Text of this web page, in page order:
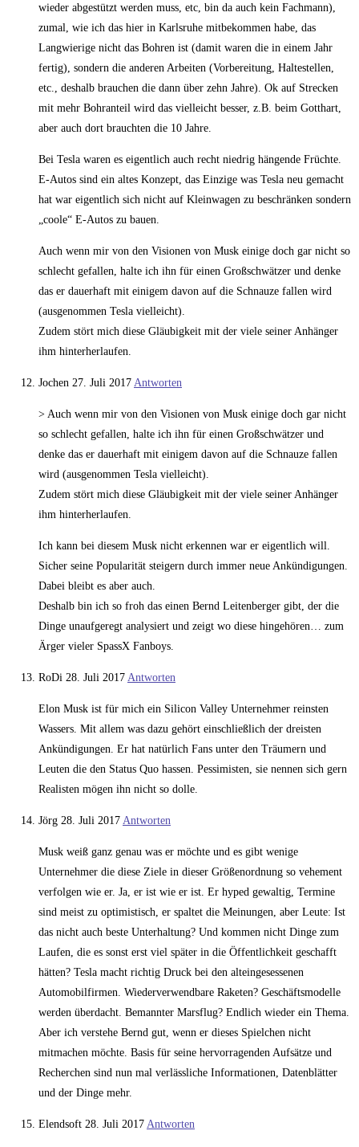
wieder abgestützt werden muss, etc, bin da auch kein Fachmann),
zumal, wie ich das hier in Karlsruhe mitbekommen habe, das
Langwierige nicht das Bohren ist (damit waren die in einem Jahr
fertig), sondern die anderen Arbeiten (Vorbereitung, Haltestellen,
etc., deshalb brauchen die dann über zehn Jahre). Ok auf Strecken
mit mehr Bohranteil wird das vielleicht besser, z.B. beim Gotthart,
aber auch dort brauchten die 10 Jahre.
Bei Tesla waren es eigentlich auch recht niedrig hängende Früchte.
E-Autos sind ein altes Konzept, das Einzige was Tesla neu gemacht
hat war eigentlich sich nicht auf Kleinwagen zu beschränken sondern
„coole“ E-Autos zu bauen.
Auch wenn mir von den Visionen von Musk einige doch gar nicht so
schlecht gefallen, halte ich ihn für einen Großschwätzer und denke
das er dauerhaft mit einigem davon auf die Schnauze fallen wird
(ausgenommen Tesla vielleicht).
Zudem stört mich diese Gläubigkeit mit der viele seiner Anhänger
ihm hinterherlaufen.
Jochen 27. Juli 2017 Antworten
> Auch wenn mir von den Visionen von Musk einige doch gar nicht
so schlecht gefallen, halte ich ihn für einen Großschwätzer und
denke das er dauerhaft mit einigem davon auf die Schnauze fallen
wird (ausgenommen Tesla vielleicht).
Zudem stört mich diese Gläubigkeit mit der viele seiner Anhänger
ihm hinterherlaufen.
Ich kann bei diesem Musk nicht erkennen war er eigentlich will.
Sicher seine Popularität steigern durch immer neue Ankündigungen.
Dabei bleibt es aber auch.
Deshalb bin ich so froh das einen Bernd Leitenberger gibt, der die
Dinge unaufgeregt analysiert und zeigt wo diese hingehören… zum
Ärger vieler SpassX Fanboys.
RoDi 28. Juli 2017 Antworten
Elon Musk ist für mich ein Silicon Valley Unternehmer reinsten
Wassers. Mit allem was dazu gehört einschließlich der dreisten
Ankündigungen. Er hat natürlich Fans unter den Träumern und
Leuten die den Status Quo hassen. Pessimisten, sie nennen sich gern
Realisten mögen ihn nicht so dolle.
Jörg 28. Juli 2017 Antworten
Musk weiß ganz genau was er möchte und es gibt wenige
Unternehmer die diese Ziele in dieser Größenordnung so vehement
verfolgen wie er. Ja, er ist wie er ist. Er hyped gewaltig, Termine
sind meist zu optimistisch, er spaltet die Meinungen, aber Leute: Ist
das nicht auch beste Unterhaltung? Und kommen nicht Dinge zum
Laufen, die es sonst erst viel später in die Öffentlichkeit geschafft
hätten? Tesla macht richtig Druck bei den alteingesessenen
Automobilfirmen. Wiederverwendbare Raketen? Geschäftsmodelle
werden überdacht. Bemannter Marsflug? Endlich wieder ein Thema.
Aber ich verstehe Bernd gut, wenn er dieses Spielchen nicht
mitmachen möchte. Basis für seine hervorragenden Aufsätze und
Recherchen sind nun mal verlässliche Informationen, Datenblätter
und der Dinge mehr.
Elendsoft 28. Juli 2017 Antworten